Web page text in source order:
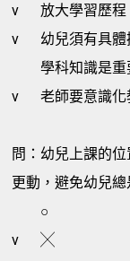
v
放大學習歷程
v
幼兒須有具體
學科知識是重
v
老師要意識化
問：幼兒上課的
更動，避免幼兒
○
v
╳